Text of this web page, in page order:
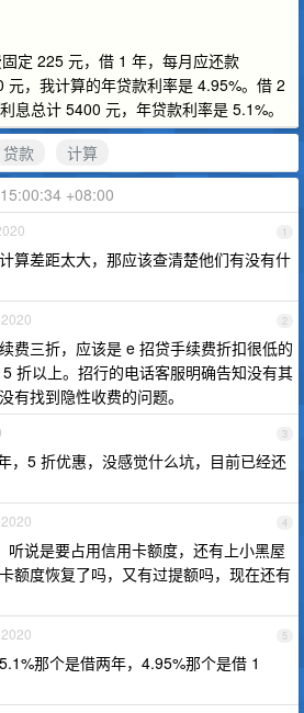
定 225 元，借 1 年，每月应还款
，我计算的年贷款利率是 4.95%。借 2
息总计 5400 元，年贷款利率是 5.1%。
贷款
计算
+08:00
1
算差距太大，那应该查清楚他们有没有什
2
费三折，应该是 e 招贷手续费折扣很低的
折以上。招行的电话客服明确告知没有其
有找到隐性收费的问题。
3
，5 折优惠，没感觉什么坑，目前已经还
4
听说是要占用信用卡额度，还有上小黑屋
额度恢复了吗，又有过提额吗，现在还有
5
那个是借两年，4.95%那个是借 1